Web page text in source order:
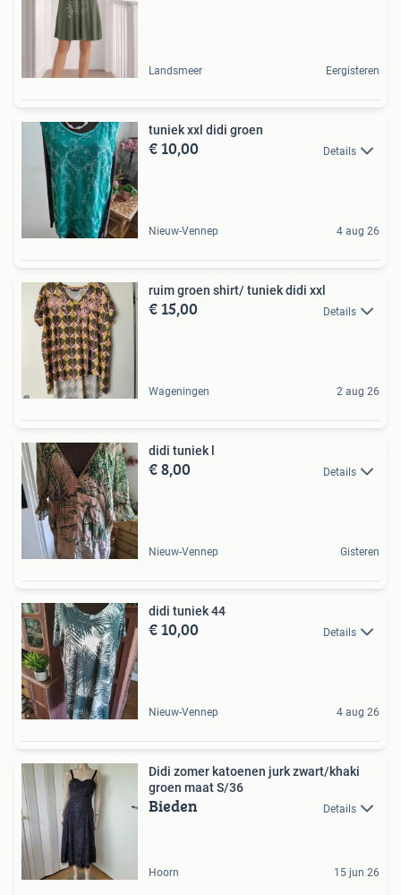
Landsmeer Eergisteren
tuniek xxl didi groen
€ 10,00 Details
Nieuw-Vennep 4 aug 26
ruim groen shirt/ tuniek didi xxl
€ 15,00 Details
Wageningen 2 aug 26
didi tuniek l
€ 8,00 Details
Nieuw-Vennep Gisteren
didi tuniek 44
€ 10,00 Details
Nieuw-Vennep 4 aug 26
Didi zomer katoenen jurk zwart/khaki
groen maat S/36
Bieden Details
Hoorn 15 jun 26